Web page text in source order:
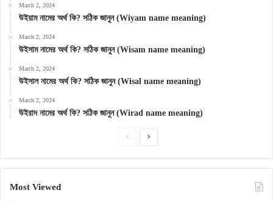
March 2, 2024
উইয়াম নামের অর্থ কি? সঠিক জানুন (Wiyam name meaning)
March 2, 2024
উইসাম নামের অর্থ কি? সঠিক জানুন (Wisam name meaning)
March 2, 2024
উইসাল নামের অর্থ কি? সঠিক জানুন (Wisal name meaning)
March 2, 2024
উইরাদ নামের অর্থ কি? সঠিক জানুন (Wirad name meaning)
PreviousNext
Most Viewed